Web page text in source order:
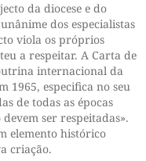
da diocese e do
dos especialistas
viola os próprios
a respeitar. A Carta de
internacional da
1965, especifica no seu
de todas as épocas
ser respeitadas».
elemento histórico
criação.